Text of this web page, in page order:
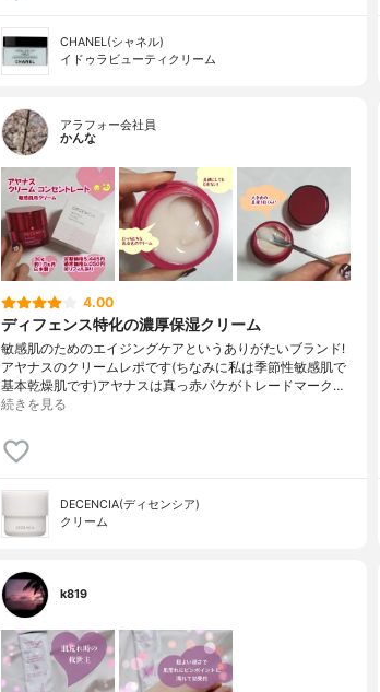
CHANEL(シャネル)
イドゥラビューティクリーム
アラフォー会社員
かんな
4.00
ディフェンス特化の濃厚保湿クリーム
敏感肌のためのエイジングケアというありがたいブランド!
アヤナスのクリームレポです(ちなみに私は季節性敏感肌で
基本乾燥肌です)アヤナスは真っ赤パケがトレードマーク…
続きを見る
DECENCIA(ディセンシア)
クリーム
k819